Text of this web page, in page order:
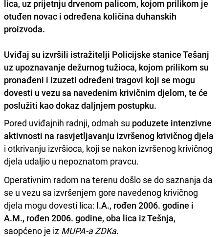
lica, uz prijetnju drvenom palicom, kojom prilikom je
otuđen novac i određena količina duhanskih
proizvoda.
Uviđaj su izvršili istražitelji Policijske stanice Tešanj
uz upoznavanje dežurnog tužioca, kojom prilikom su
pronađeni i izuzeti određeni tragovi koji se mogu
dovesti u vezu sa navedenim krivičnim djelom, te će
poslužiti kao dokaz daljnjem postupku.
Pored uviđajnih radnji, odmah su poduzete intenzivne
aktivnosti na rasvjetljavanju izvršenog krivičnog djela
i otkrivanju izvršioca, koji se nakon izvršenog krivičnog
djela udaljio u nepoznatom pravcu.
Operativnim radom na terenu došlo se do saznanja da
se u vezu sa izvršenjem gore navedenog krivičnog
djela mogu dovesti lica: I.A., rođen 2006. godine i
A.M., rođen 2006. godine, oba lica iz Tešnja,
saopćeno je iz MUPA-a ZDKa.